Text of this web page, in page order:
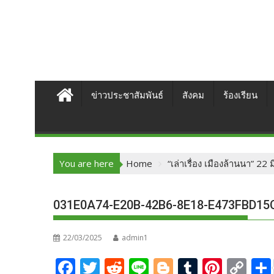
ข่าวประชาสัมพันธ์ สังคม ร้องเรียน
You are here Home “เล่าเรื่อง เมืองล้านนา”
031E0A74-E20B-42B6-8E18-
22/03/2025 admin1
F T R Li Bl T Pi C